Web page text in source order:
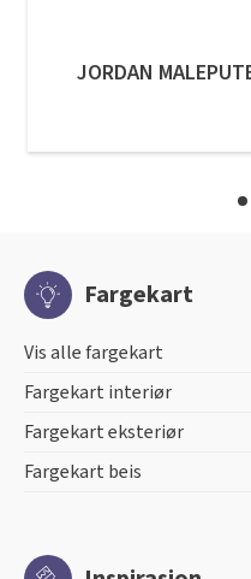
JORDAN
Fargekart
Vis alle fargekart
Fargekart interiør
Fargekart eksteriør
Fargekart beis